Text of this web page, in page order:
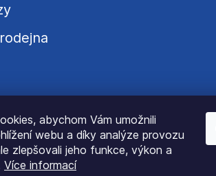
abychom Vám umožnili
webu a díky analýze provozu
zlepšovali jeho funkce, výkon a
Více informací